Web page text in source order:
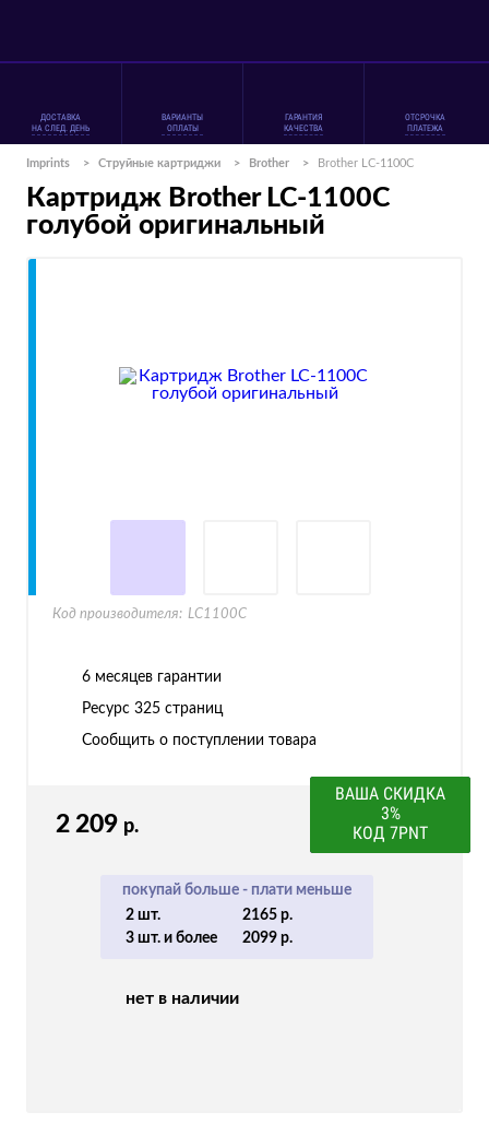
ДОСТАВКА
НА СЛЕД. ДЕНЬ
ВАРИАНТЫ
ОПЛАТЫ
ГАРАНТИЯ
КАЧЕСТВА
ОТСРОЧКА
ПЛАТЕЖА
Imprints > Струйные картриджи > Brother > Brother LC-1100C
Картридж Brother LC-1100C
голубой оригинальный
ВАША СКИДКА
3%
КОД 7PNT
2 209 р.
покупай больше - плати меньше
2 шт.
2165 р.
3 шт. и более
2099 р.
нет в наличии
Код производителя: LC1100C
6 месяцев гарантии
Ресурс 325 страниц
Сообщить о поступлении товара